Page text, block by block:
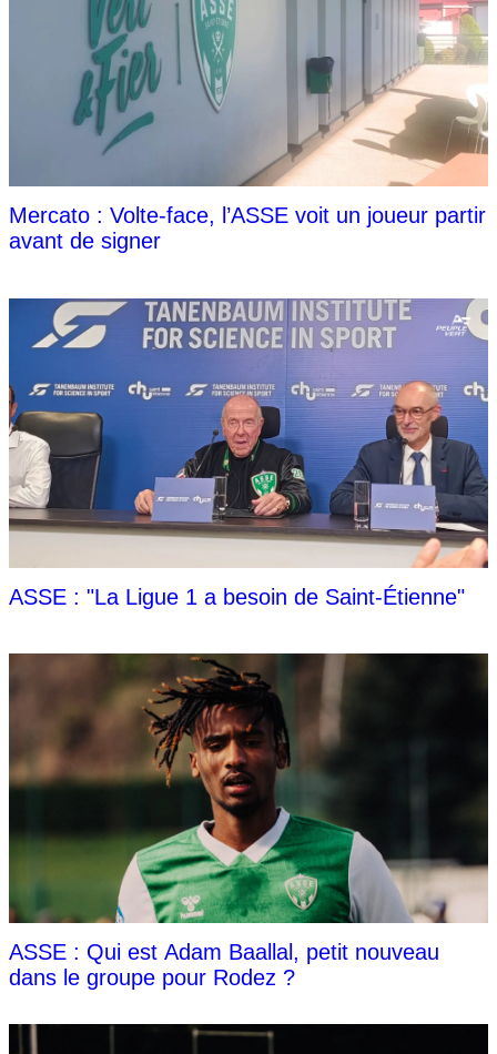
Mercato : Volte-face, l’ASSE voit un joueur partir
avant de signer
ASSE : "La Ligue 1 a besoin de Saint-Étienne"
ASSE : Qui est Adam Baallal, petit nouveau
dans le groupe pour Rodez ?